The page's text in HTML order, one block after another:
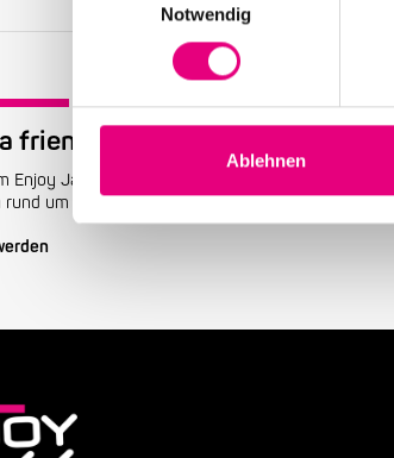
Notwendig
Ablehnen
friend!
Enjoy Jazz-Freundeskreis bei und erhalten Sie
um das Festival.